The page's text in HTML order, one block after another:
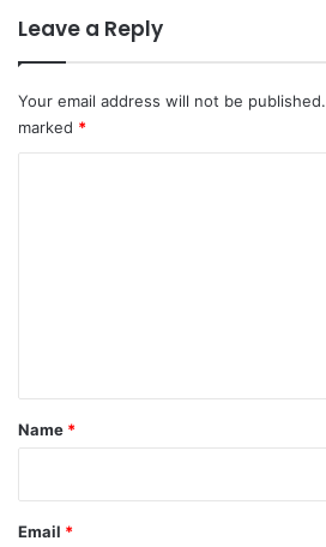
Leave a Reply
Your email address will not be published.
marked *
*
Name *
Email *